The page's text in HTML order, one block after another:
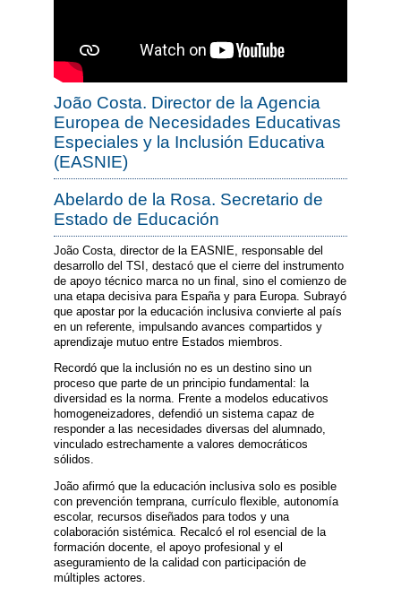
João Costa. Director de la Agencia
Europea de Necesidades Educativas
Especiales y la Inclusión Educativa
(EASNIE)
Abelardo de la Rosa. Secretario de
Estado de Educación
João Costa, director de la EASNIE, responsable del
desarrollo del TSI, destacó que el cierre del instrumento
de apoyo técnico marca no un final, sino el comienzo de
una etapa decisiva para España y para Europa. Subrayó
que apostar por la educación inclusiva convierte al país
en un referente, impulsando avances compartidos y
aprendizaje mutuo entre Estados miembros.
Recordó que la inclusión no es un destino sino un
proceso que parte de un principio fundamental: la
diversidad es la norma. Frente a modelos educativos
homogeneizadores, defendió un sistema capaz de
responder a las necesidades diversas del alumnado,
vinculado estrechamente a valores democráticos
sólidos.
João afirmó que la educación inclusiva solo es posible
con prevención temprana, currículo flexible, autonomía
escolar, recursos diseñados para todos y una
colaboración sistémica. Recalcó el rol esencial de la
formación docente, el apoyo profesional y el
aseguramiento de la calidad con participación de
múltiples actores.